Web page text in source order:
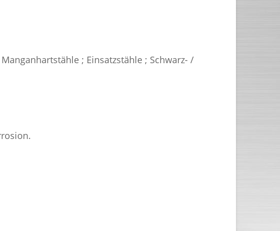
; Einsatzstähle ; Schwarz- /